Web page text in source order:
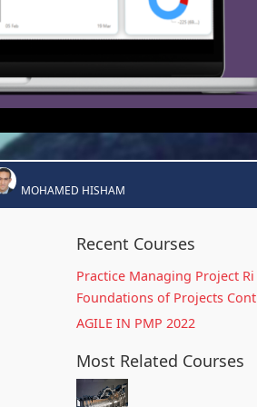
MOHAMED HISHAM
Recent Courses
Practice Managing Project Ri
Foundations of Projects Cont
AGILE IN PMP 2022
Most Related Courses